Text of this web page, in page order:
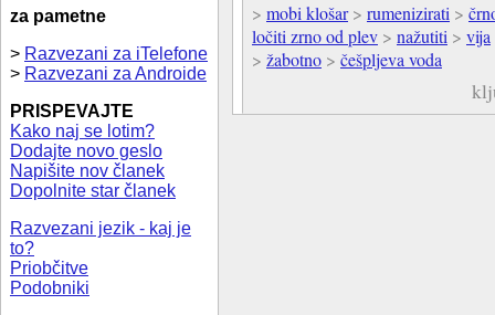
za pametne
> Razvezani za iTelefone
> Razvezani za Androide
PRISPEVAJTE
Kako naj se lotim?
Dodajte novo geslo
Napišite nov članek
Dopolnite star članek
Razvezani jezik - kaj je
to?
Priobčitve
Podobniki
> mobi klošar> rumenizirati >
ločiti zrno od plev > nažutiti > vija
> žabotno > češpljeva voda